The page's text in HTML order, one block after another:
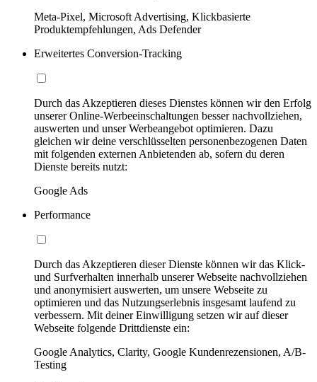
Meta-Pixel, Microsoft Advertising, Klickbasierte
Produktempfehlungen, Ads Defender
Erweitertes Conversion-Tracking
Durch das Akzeptieren dieses Dienstes können wir den Erfolg
unserer Online-Werbeeinschaltungen besser nachvollziehen,
auswerten und unser Werbeangebot optimieren. Dazu
gleichen wir deine verschlüsselten personenbezogenen Daten
mit folgenden externen Anbietenden ab, sofern du deren
Dienste bereits nutzt:
Google Ads
Performance
Durch das Akzeptieren dieser Dienste können wir das Klick-
und Surfverhalten innerhalb unserer Webseite nachvollziehen
und anonymisiert auswerten, um unsere Webseite zu
optimieren und das Nutzungserlebnis insgesamt laufend zu
verbessern. Mit deiner Einwilligung setzen wir auf dieser
Webseite folgende Drittdienste ein:
Google Analytics, Clarity, Google Kundenrezensionen, A/B-
Testing